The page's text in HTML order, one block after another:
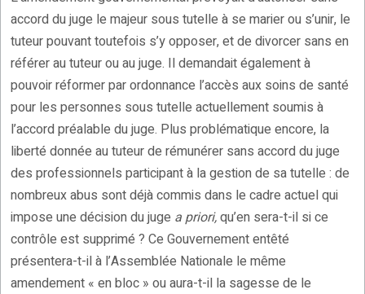
accord du juge le majeur sous tutelle à se marier ou s’unir, le
tuteur pouvant toutefois s’y opposer, et de divorcer sans en
référer au tuteur ou au juge. Il demandait également à
pouvoir réformer par ordonnance l’accès aux soins de santé
pour les personnes sous tutelle actuellement soumis à
l’accord préalable du juge. Plus problématique encore, la
liberté donnée au tuteur de rémunérer sans accord du juge
des professionnels participant à la gestion de sa tutelle : de
nombreux abus sont déjà commis dans le cadre actuel qui
impose une décision du juge a priori,qu’en sera-t-il si ce
contrôle est supprimé ? Ce Gouvernement entêté
présentera-t-il à l’Assemblée Nationale le même
amendement « en bloc » ou aura-t-il la sagesse de le